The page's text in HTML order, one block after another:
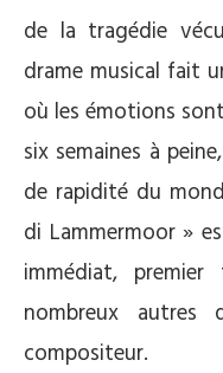
de la tragédie
drame musical fait
où les émotions
six semaines à
de rapidité du
di Lammermoor »
immédiat,
nombreux autres
compositeur.